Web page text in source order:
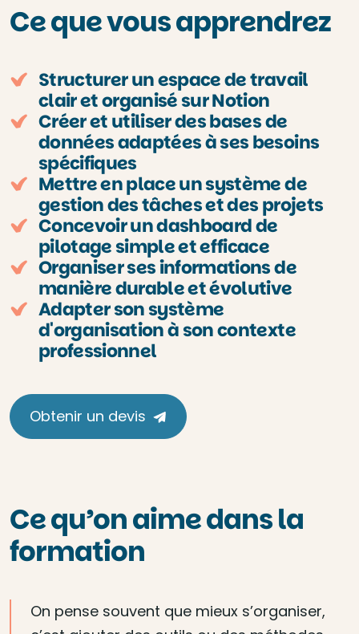
Ce que vous apprendrez
Structurer un espace de travail
clair et organisé sur Notion
Créer et utiliser des bases de
données adaptées à ses besoins
spécifiques
Mettre en place un système de
gestion des tâches et des projets
Concevoir un dashboard de
pilotage simple et efficace
Organiser ses informations de
manière durable et évolutive
Adapter son système
d'organisation à son contexte
professionnel
Obtenir un devis
Ce qu’on aime dans la
formation
On pense souvent que mieux s’organiser,